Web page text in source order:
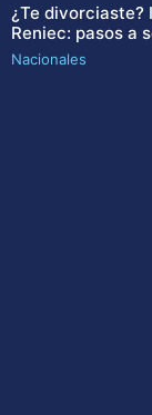
¿Te divorciaste?
Reniec: pasos a
Nacionales